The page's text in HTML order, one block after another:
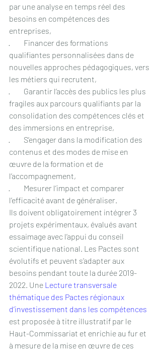
par une analyse en temps réel des
besoins en compétences des
entreprises,
·         Financer des formations
qualifiantes personnalisées dans de
nouvelles approches pédagogiques, vers
les métiers qui recrutent,
·         Garantir l’accès des publics les plus
fragiles aux parcours qualifiants par la
consolidation des compétences clés et
des immersions en entreprise,
·         S’engager dans la modification des
contenus et des modes de mise en
œuvre de la formation et de
l’accompagnement,
·         Mesurer l’impact et comparer
l’efficacité avant de généraliser.
Ils doivent obligatoirement intégrer 3
projets expérimentaux, évalués avant
essaimage avec l’appui du conseil
scientifique national. Les Pactes sont
évolutifs et peuvent s’adapter aux
besoins pendant toute la durée 2019-
2022. Une Lecture transversale
thématique des Pactes régionaux
d’investissement dans les compétences
est proposée à titre illustratif par le
Haut-Commissariat et enrichie au fur et
à mesure de la mise en œuvre de ces